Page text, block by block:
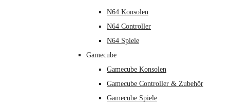
N64 Konsolen
N64 Controller
N64 Spiele
Gamecube
Gamecube Konsolen
Gamecube Controller & Zubehör
Gamecube Spiele